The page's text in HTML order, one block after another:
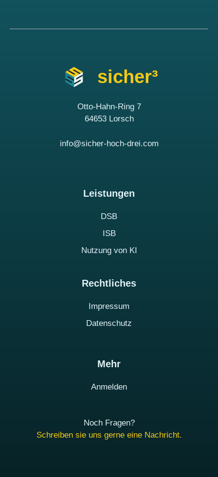
Leistungen
DSB
ISB
Nutzung von KI
Rechtliches
Impressum
Datenschutz
Mehr
Anmelden
Noch Fragen?
Schreiben sie uns gerne eine Nachricht.
sicher³
Otto-Hahn-Ring 7
64653 Lorsch
info@sicher-hoch-drei.com